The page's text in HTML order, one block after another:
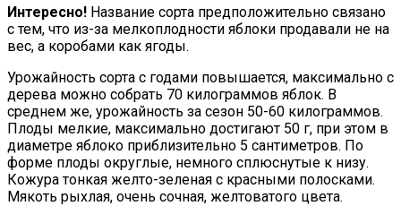
Интересно! Название сорта предположительно связано
с тем, что из-за мелкоплодности яблоки продавали не на
вес, а коробами как ягоды.
Урожайность сорта с годами повышается, максимально с
дерева можно собрать 70 килограммов яблок. В
среднем же, урожайность за сезон 50-60 килограммов.
Плоды мелкие, максимально достигают 50 г, при этом в
диаметре яблоко приблизительно 5 сантиметров. По
форме плоды округлые, немного сплюснутые к низу.
Кожура тонкая желто-зеленая с красными полосками.
Мякоть рыхлая, очень сочная, желтоватого цвета.